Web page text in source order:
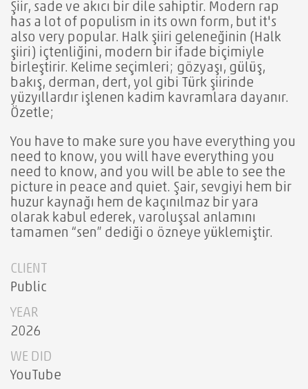
Şiir, sade ve akıcı bir dile sahiptir. Modern rap
has a lot of populism in its own form, but it's
also very popular. Halk şiiri geleneğinin (Halk
şiiri) içtenliğini, modern bir ifade biçimiyle
birleştirir. Kelime seçimleri; gözyaşı, gülüş,
bakış, derman, dert, yol gibi Türk şiirinde
yüzyıllardır işlenen kadim kavramlara dayanır.
Özetle;
You have to make sure you have everything you
need to know, you will have everything you
need to know, and you will be able to see the
picture in peace and quiet. Şair, sevgiyi hem bir
huzur kaynağı hem de kaçınılmaz bir yara
olarak kabul ederek, varoluşsal anlamını
tamamen “sen” dediği o özneye yüklemiştir.
CLIENT
Public
YEAR
2026
WE DID
YouTube